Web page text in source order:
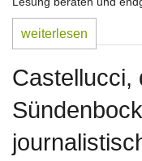
weiterlesen
Castellucci,